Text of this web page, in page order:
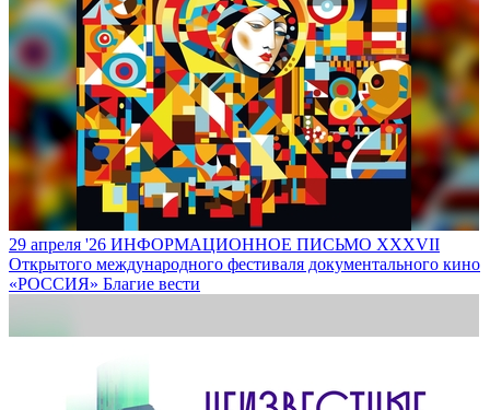
29 апреля '26 ИНФОРМАЦИОННОЕ ПИСЬМО XXXVII
Открытого международного фестиваля документального кино
«РОССИЯ» Благие вести